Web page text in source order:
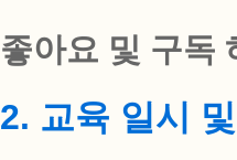
좋아요 및 구독
2. 교육 일시